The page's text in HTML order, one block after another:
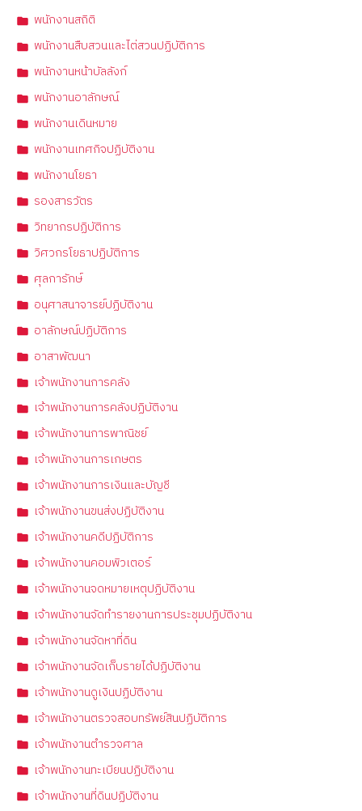
พนักงานสถิติ
พนักงานสืบสวนและไต่สวนปฏิบัติการ
พนักงานหน้าบัลลังก์
พนักงานอาลักษณ์
พนักงานเดินหมาย
พนักงานเทศกิจปฏิบัติงาน
พนักงานโยธา
รองสารวัตร
วิทยากรปฏิบัติการ
วิศวกรโยธาปฏิบัติการ
ศุลการักษ์
อนุศาสนาจารย์ปฏิบัติงาน
อาลักษณ์ปฏิบัติการ
อาสาพัฒนา
เจ้าพนักงานการคลัง
เจ้าพนักงานการคลังปฏิบัติงาน
เจ้าพนักงานการพาณิชย์
เจ้าพนักงานการเกษตร
เจ้าพนักงานการเงินและบัญชี
เจ้าพนักงานขนส่งปฏิบัติงาน
เจ้าพนักงานคดีปฏิบัติการ
เจ้าพนักงานคอมพิวเตอร์
เจ้าพนักงานจดหมายเหตุปฏิบัติงาน
เจ้าพนักงานจัดทำรายงานการประชุมปฏิบัติงาน
เจ้าพนักงานจัดหาที่ดิน
เจ้าพนักงานจัดเก็บรายได้ปฏิบัติงาน
เจ้าพนักงานดูเงินปฏิบัติงาน
เจ้าพนักงานตรวจสอบทรัพย์สินปฏิบัติการ
เจ้าพนักงานตำรวจศาล
เจ้าพนักงานทะเบียนปฏิบัติงาน
เจ้าพนักงานที่ดินปฏิบัติงาน